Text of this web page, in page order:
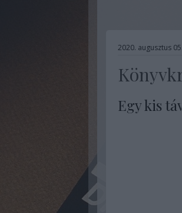
2020. augusztus 05.
Egy kis